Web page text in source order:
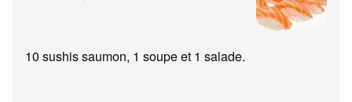
10 sushis saumon, 1 soupe et 1 salade.